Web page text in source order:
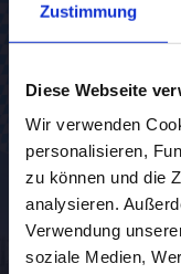
Zustimmung
Diese Webseite
Wir verwenden
personalisieren,
zu können und die
analysieren.
Verwendung
soziale Medien,